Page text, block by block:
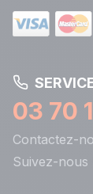
03 70
Contactez-
Suivez-nous